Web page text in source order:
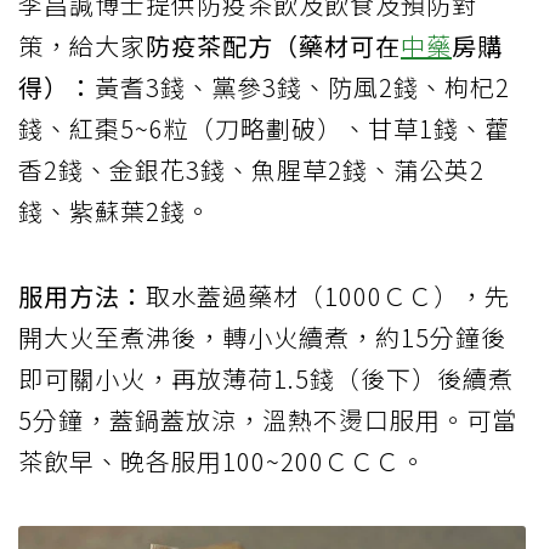
策，給大家防疫茶配方（藥材可在中藥房購
得）： 黃耆3錢、黨參3錢、防風2錢、枸杞2
錢、紅棗5~6粒（刀略劃破）、甘草1錢、藿
香2錢、金銀花3錢、魚腥草2錢、蒲公英2
錢、紫蘇葉2錢。
服用方法： 取水蓋過藥材（1000ＣＣ），先
開大火至煮沸後，轉小火續煮，約15分鐘後
即可關小火，再放薄荷1.5錢（後下）後續煮
5分鐘，蓋鍋蓋放涼，溫熱不燙口服用。可當
茶飲早、晚各服用100~200ＣＣＣ。